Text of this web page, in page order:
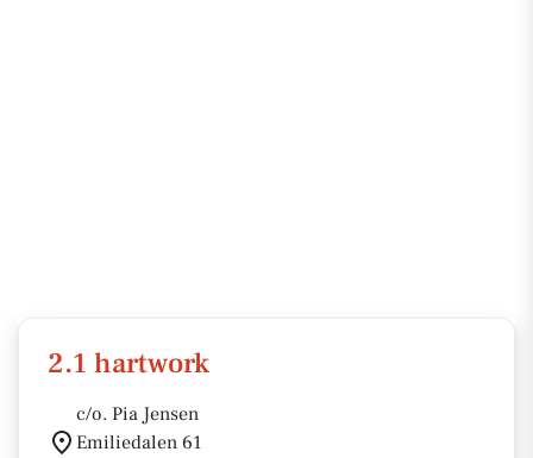
2.1 hartwork
c/o. Pia Jensen
Emiliedalen 61